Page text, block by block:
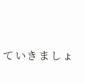
いきましょ